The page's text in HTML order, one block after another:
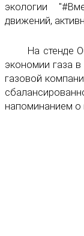
экологии
движений,
На стенде ООО
экономии газа
газовой
напоминанием о